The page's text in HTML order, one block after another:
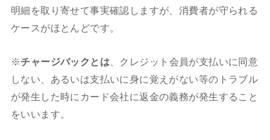
明細を取り寄せて事実確認しますが、消費者が守られる
ケースがほとんどです。
※チャージバックとは 、クレジット会員が支払いに同意
しない、あるいは支払いに身に覚えがない等のトラブル
が発生した時にカード会社に返金の義務が発生すること
をいいます。